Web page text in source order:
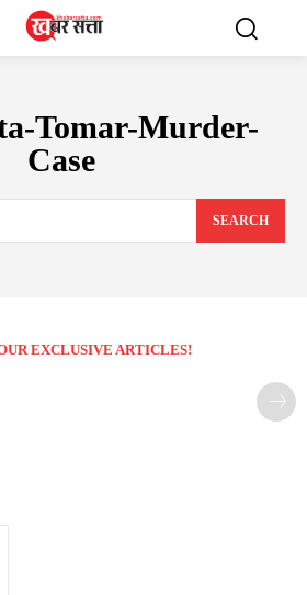
Tomar-Murder-
Case
SEARCH
EXCLUSIVE ARTICLES!